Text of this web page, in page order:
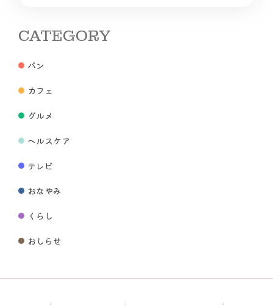
CATEGORY
パン
カフェ
グルメ
ヘルスケア
テレビ
おなやみ
くらし
おしらせ